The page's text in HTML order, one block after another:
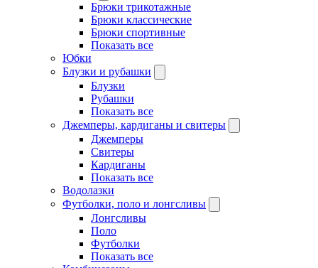
Брюки трикотажные
Брюки классические
Брюки спортивные
Показать все
Юбки
Блузки и рубашки
Блузки
Рубашки
Показать все
Джемперы, кардиганы и свитеры
Джемперы
Свитеры
Кардиганы
Показать все
Водолазки
Футболки, поло и лонгсливы
Лонгсливы
Поло
Футболки
Показать все